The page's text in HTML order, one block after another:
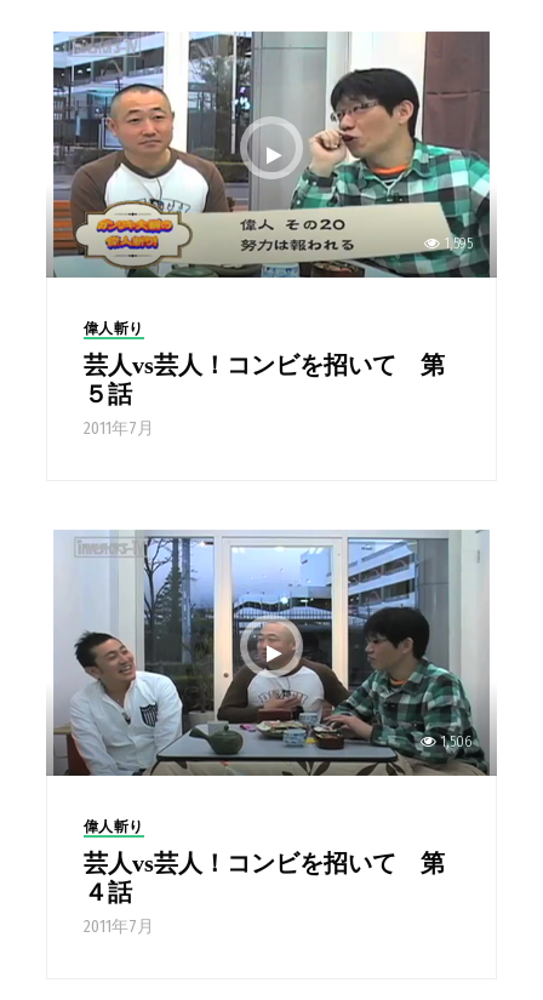
1,595
偉人斬り
芸人vs芸人！コンビを招いて 第
５話
2011年7月
1,506
偉人斬り
芸人vs芸人！コンビを招いて 第
４話
2011年7月